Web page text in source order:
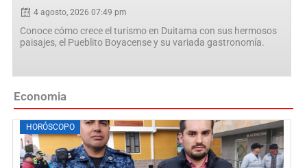
4 agosto, 2026 07:49 pm
Conoce cómo crece el turismo en Duitama con sus hermosos
paisajes, el Pueblito Boyacense y su variada gastronomía.
Economia
HORÓSCOPO
Posted
on